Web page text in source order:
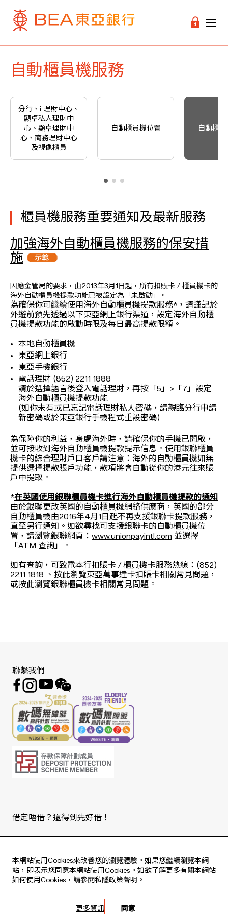
自動櫃員機服務
分行、i-理財中心、
顯卓私人理財中
心、顯卓理財中
心、商務理財中心
及視像櫃員
自動櫃員機位置 自動櫃
櫃員機服務重要通知及最新服務
加強海外自動櫃員機服務的保安措
施
因應金管局的要求，由2013年3月1日起，所有扣賬卡 / 櫃員機卡的
海外自動櫃員機提款功能已被設定為「未啟動」。
為確保你可繼續使用海外自動櫃員機提款服務*，請謹記於
外遊前預先透過以下東亞網上銀行渠道，設定海外自動櫃
員機提款功能的啟動時限及每日最高提款限額。
本地自動櫃員機
東亞網上銀行
東亞手機銀行
電話理財 (852) 2211 1888
請於選擇語言後登入電話理財，再按「5」>「7」設定
海外自動櫃員機提款功能
(如你未有或已忘記電話理財私人密碼，請親臨分行申請
新密碼或於東亞銀行手機程式重設密碼)
為保障你的利益，身處海外時，請確保你的手機已開啟，
並可接收到海外自動櫃員機提款提示信息。使用銀聯櫃員
機卡的綜合理財戶口客戶請注意：海外的自動櫃員機如無
提供選擇提款賬戶功能，款項將會自動從你的港元往來賬
戶中提取。
*在英國使用銀聯櫃員機卡進行海外自動櫃員機提款的通知
由於銀聯更改英國的自動櫃員機網絡供應商，英國的部分
自動櫃員機由2016年4月1日起不再支援銀聯卡提款服務，
直至另行通知。如欲尋找可支援銀聯卡的自動櫃員機位
置，請瀏覽銀聯網頁： www.unionpayintl.com 並選擇
「ATM 查詢」。
如有查詢，可致電本行扣賬卡 / 櫃員機卡服務熱線：(852)
2211 1818 、 按此瀏覽東亞萬事達卡扣賬卡相關常見問題，
或按此瀏覽銀聯櫃員機卡相關常見問題。
本網站使用Cookies來改善您的瀏覽體驗。如果您繼續瀏覽本網
站，即表示您同意本網站使用Cookies。如欲了解更多有關本網站
如何使用Cookies，請參閱私隱政策聲明 。
同意
更多資訊
聯繫我們
借定唔借？還得到先好借！
Live every moment